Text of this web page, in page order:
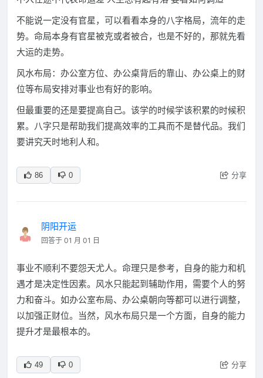
不能说一定没有官星，可以看看本身的八字格局，流年的走
势。命局本身有官星被克或者被合，也是不好的，那就先看
大运的走势。
风水布局：办公室方位、办公桌背后的靠山、办公桌上的财
位等布局安排对事业也有好的影响。
但最重要的还是要提高自己。该学的时候学该积累的时候积
累。八字只是帮助我们提高效率的工具而不是替代品。我们
要讲究天时地利人和。
86 0 分享
阴阳开运
回答于 01 月 01 日
事业不顺利不要怨天尤人。命理只是参考，自身的能力和机
遇才是决定性因素。风水只能起到辅助作用，需要个人的努
力和奋斗。如办公室布局、办公桌朝向等都可以进行调整，
以加强正财位。当然，风水布局只是一个方面，自身的能力
提升才是最根本的。
49 0 分享